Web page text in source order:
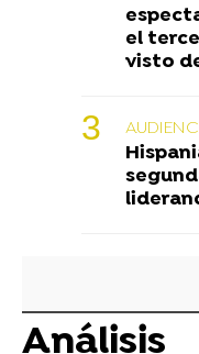
el
visto
Análisis